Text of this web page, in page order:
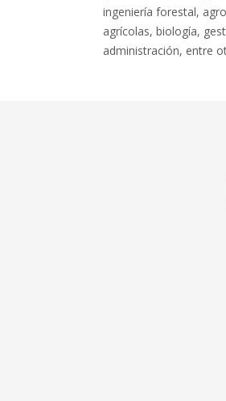
ingeniería forestal,
agrícolas, biología,
administración, entre